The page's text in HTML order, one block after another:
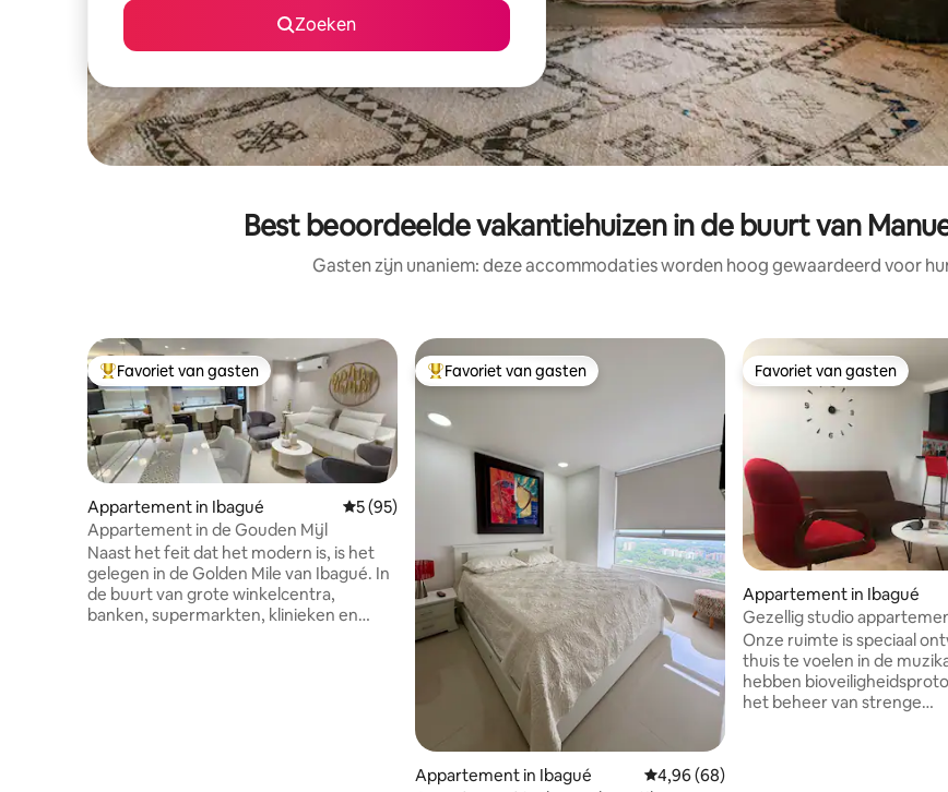
Zoeken
Best beoordeelde vakantiehuizen in de buurt van
Gasten zijn unaniem: deze accommodaties worden hoog gewaardeerd voor
Topfavoriet van gasten
Favoriet van gasten
Appartement in Ibagué Gemiddelde beoordeling van 5 op 5, 95 recensies
5 (95)
Appartement in de Gouden Mijl
Naast het feit dat het modern is, is het
gelegen in de Golden Mile van Ibagué. In
de buurt van grote winkelcentra,
banken, supermarkten, klinieken en
Topfavoriet van gasten
Favoriet van gasten
Appartement in Ibagué Gemiddelde beoordeling van 4,96 op 5,
4,96 (68)
Favoriet van gasten
Favoriet van gasten
Appartement in Ibagué
Gezellig studio
Ibagué II
Onze ruimte is speciaal
thuis te voelen in de muzikale
hebben
het beheer van strenge